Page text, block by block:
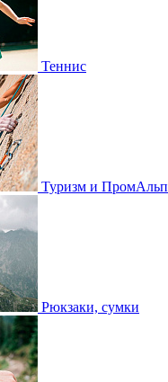
Теннис
Туризм и ПромАльп
Рюкзаки, сумки